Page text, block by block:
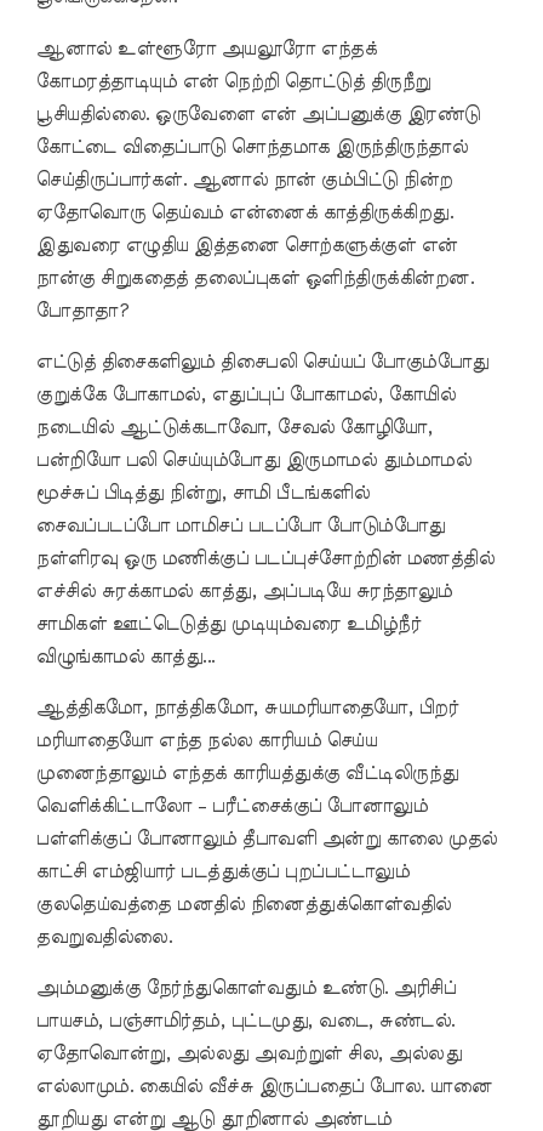
ஆனால் உள்ளூரோ அயலூரோ எந்தக்
கோமரத்தாடியும் என் நெற்றி தொட்டுத் திருநீறு
பூசியதில்லை. ஒருவேளை என் அப்பனுக்கு இரண்டு
கோட்டை விதைப்பாடு சொந்தமாக இருந்திருந்தால்
செய்திருப்பார்கள். ஆனால் நான் கும்பிட்டு நின்ற
ஏதோவொரு தெய்வம் என்னைக் காத்திருக்கிறது.
இதுவரை எழுதிய இத்தனை சொற்களுக்குள் என்
நான்கு சிறுகதைத் தலைப்புகள் ஒளிந்திருக்கின்றன.
போதாதா?
எட்டுத் திசைகளிலும் திசைபலி செய்யப் போகும்போது
குறுக்கே போகாமல், எதுப்புப் போகாமல், கோயில்
நடையில் ஆட்டுக்கடாவோ, சேவல் கோழியோ,
பன்றியோ பலி செய்யும்போது இருமாமல் தும்மாமல்
மூச்சுப் பிடித்து நின்று, சாமி பீடங்களில்
சைவப்படப்போ மாமிசப் படப்போ போடும்போது
நள்ளிரவு ஒரு மணிக்குப் படப்புச்சோற்றின் மணத்தில்
எச்சில் சுரக்காமல் காத்து, அப்படியே சுரந்தாலும்
சாமிகள் ஊட்டெடுத்து முடியும்வரை உமிழ்நீர்
விழுங்காமல் காத்து...
ஆத்திகமோ, நாத்திகமோ, சுயமரியாதையோ, பிறர்
மரியாதையோ எந்த நல்ல காரியம் செய்ய
முனைந்தாலும் எந்தக் காரியத்துக்கு வீட்டிலிருந்து
வெளிக்கிட்டாலோ – பரீட்சைக்குப் போனாலும்
பள்ளிக்குப் போனாலும் தீபாவளி அன்று காலை முதல்
காட்சி எம்ஜியார் படத்துக்குப் புறப்பட்டாலும்
குலதெய்வத்தை மனதில் நினைத்துக்கொள்வதில்
தவறுவதில்லை.
அம்மனுக்கு நேர்ந்துகொள்வதும் உண்டு. அரிசிப்
பாயசம், பஞ்சாமிர்தம், புட்டமுது, வடை, சுண்டல்.
ஏதோவொன்று, அல்லது அவற்றுள் சில, அல்லது
எல்லாமும். கையில் வீச்சு இருப்பதைப் போல. யானை
தூறியது என்று ஆடு தூறினால் அண்டம்